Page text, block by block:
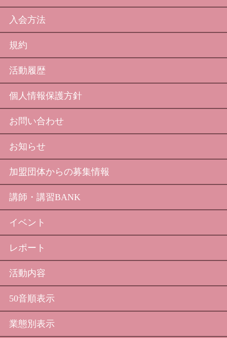
入会方法
規約
活動履歴
個人情報保護方針
お問い合わせ
お知らせ
加盟団体からの募集情報
講師・講習BANK
イベント
レポート
活動内容
50音順表示
業態別表示